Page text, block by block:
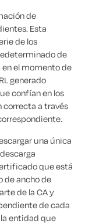
de
Esta
de los
de
en el momento de
generado
confían en los
a través
una única
que está
de ancho de
de la CA y
de cada
entidad que